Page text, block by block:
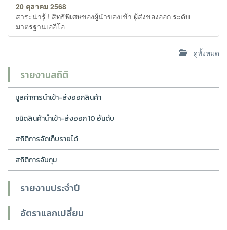
20 ตุลาคม 2568
สาระน่ารู้ ! สิทธิพิเศษของผู้นำของเข้า ผู้ส่งของออก ระดับ
มาตรฐานเออีโอ
ดูทั้งหมด
รายงานสถิติ
มูลค่าการนำเข้า-ส่งออกสินค้า
ชนิดสินค้านำเข้า-ส่งออก 10 อันดับ
สถิติการจัดเก็บรายได้
สถิติการจับกุม
รายงานประจำปี
อัตราแลกเปลี่ยน